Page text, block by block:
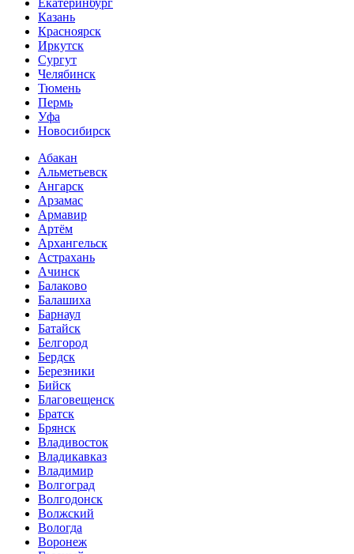
Казань
Красноярск
Иркутск
Сургут
Челябинск
Тюмень
Пермь
Уфа
Новосибирск
Абакан
Альметьевск
Ангарск
Арзамас
Армавир
Артём
Архангельск
Астрахань
Ачинск
Балаково
Балашиха
Барнаул
Батайск
Белгород
Бердск
Березники
Бийск
Благовещенск
Братск
Брянск
Владивосток
Владикавказ
Владимир
Волгоград
Волгодонск
Волжский
Вологда
Воронеж